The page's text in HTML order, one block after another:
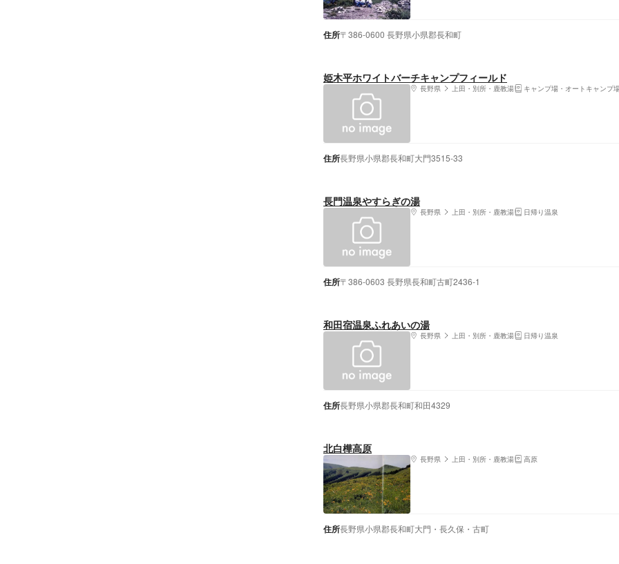
住所〒386-0600 長野県小県郡長和町
姫木平ホワイトバーチキャンプフィールド
長野県 上田・別所・鹿教湯 キャンプ場・オートキャンプ
住所長野県小県郡長和町大門3515-33
長門温泉やすらぎの湯
長野県 上田・別所・鹿教湯 日帰り温泉
住所〒386-0603 長野県長和町古町2436-1
和田宿温泉ふれあいの湯
長野県 上田・別所・鹿教湯 日帰り温泉
住所長野県小県郡長和町和田4329
北白樺高原
長野県 上田・別所・鹿教湯 高原
住所長野県小県郡長和町大門・長久保・古町